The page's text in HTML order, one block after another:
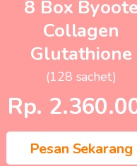
8 Box
Collagen
Glutathione
(128 sachet)
Rp.
Pesan Sekarang